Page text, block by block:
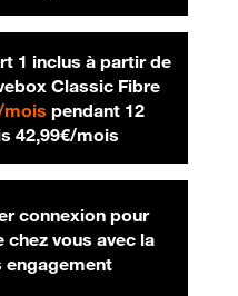
1 inclus à partir de
Classic Fibre
mois29,99 € par mois
pendant 12
42,99€/mois42,99 € par
connexion pour
chez vous avec la
engagement